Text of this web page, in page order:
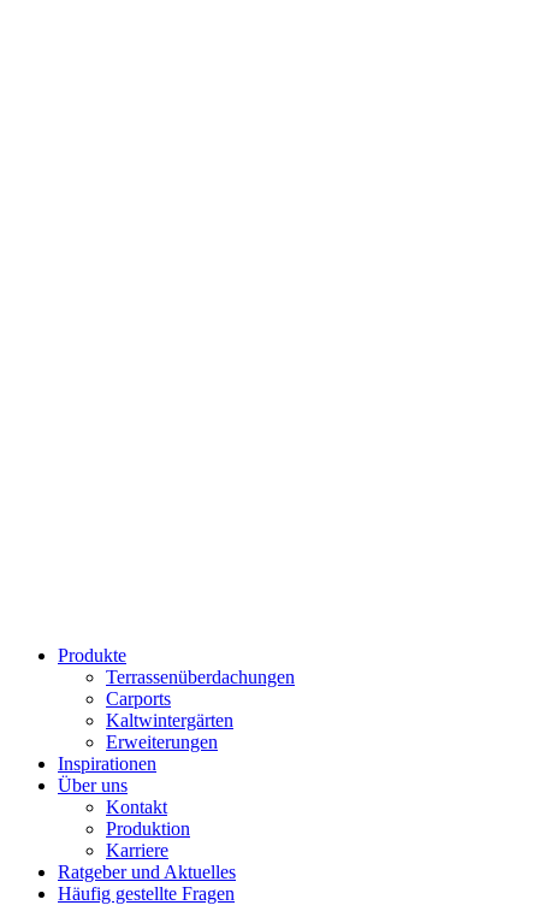
Produkte
Terrassenüberdachungen
Carports
Kaltwintergärten
Erweiterungen
Inspirationen
Über uns
Kontakt
Produktion
Karriere
Ratgeber und Aktuelles
Häufig gestellte Fragen